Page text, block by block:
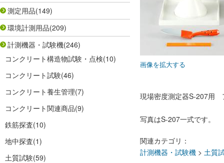
測定用品(149)
環境計測用品(209)
計測機器・試験機(246)
コンクリート構造物試験・点検(10)
コンクリート試験(46)
コンクリート養生管理(7)
コンクリート関連商品(9)
鉄筋探査(10)
地中探査(1)
土質試験(59)
画像を拡大する
現場密度測定器S-207用
写真はS-207一式です。
関連カテゴリ：
計測機器・試験機 > 土質